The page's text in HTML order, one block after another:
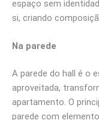
espaço sem
si, criando
Na parede
A parede do hall é o
aproveitada,
apartamento. O
parede com